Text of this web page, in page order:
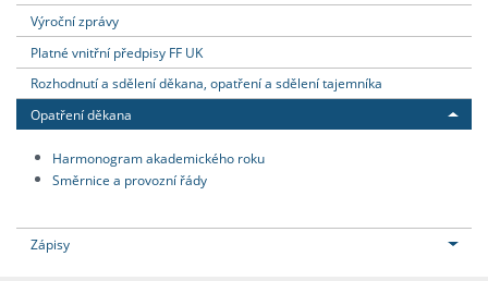
Výroční zprávy
Platné vnitřní předpisy FF UK
Rozhodnutí a sdělení děkana, opatření a sdělení tajemníka
Opatření děkana
Harmonogram akademického roku
Směrnice a provozní řády
Zápisy